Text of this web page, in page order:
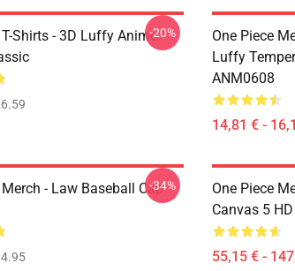
Shirts - 3D Luffy Anime-20%
One Piece
Luffy
ANM0608
14,81 € -
- Law Baseball Cap-34%
One Piece
Canvas 5
55,15 € -